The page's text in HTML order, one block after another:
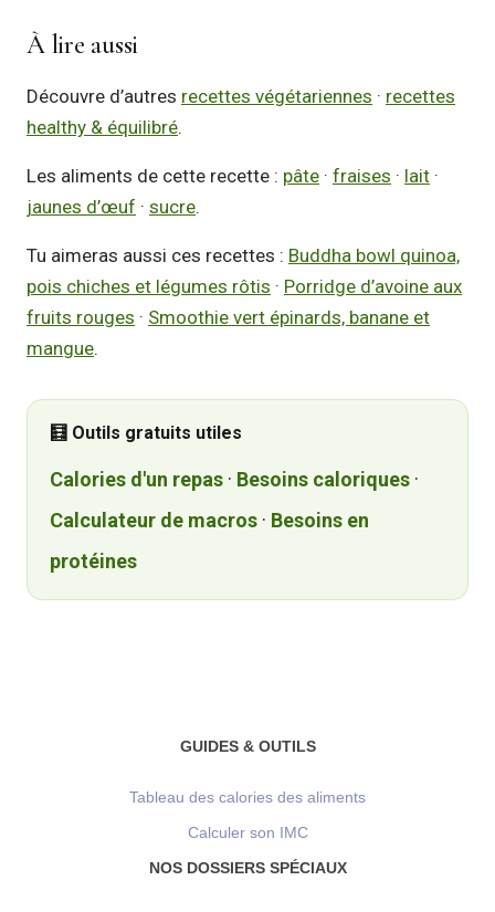
À lire aussi
Découvre d’autres recettes végétariennes · recettes
healthy & équilibré.
Les aliments de cette recette : pâte · fraises · lait ·
jaunes d’œuf · sucre.
Tu aimeras aussi ces recettes : Buddha bowl quinoa,
pois chiches et légumes rôtis · Porridge d’avoine aux
fruits rouges · Smoothie vert épinards, banane et
mangue.
🧮 Outils gratuits utiles
Calories d'un repas · Besoins caloriques ·
Calculateur de macros · Besoins en
protéines
GUIDES & OUTILS
Tableau des calories des aliments
Calculer son IMC
NOS DOSSIERS SPÉCIAUX